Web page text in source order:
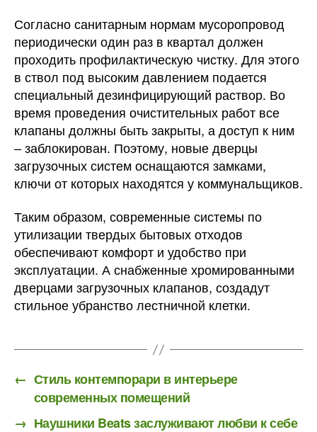
Согласно санитарным нормам мусоропровод
периодически один раз в квартал должен
проходить профилактическую чистку. Для этого
в ствол под высоким давлением подается
специальный дезинфицирующий раствор. Во
время проведения очистительных работ все
клапаны должны быть закрыты, а доступ к ним
– заблокирован. Поэтому, новые дверцы
загрузочных систем оснащаются замками,
ключи от которых находятся у коммунальщиков.
Таким образом, современные системы по
утилизации твердых бытовых отходов
обеспечивают комфорт и удобство при
эксплуатации. А снабженные хромированными
дверцами загрузочных клапанов, создадут
стильное убранство лестничной клетки.
← Стиль контемпорари в интерьере
современных помещений
→ Наушники Beats заслуживают любви к себе